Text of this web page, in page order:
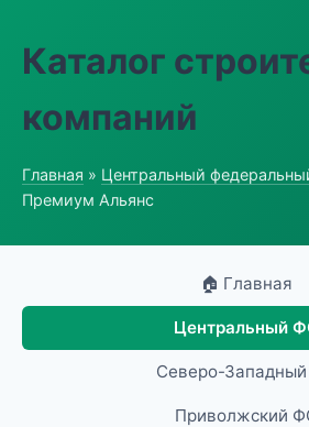
Каталог
компаний
Главная » Центральный
Премиум Альянс
🏠 Главная
Центральный
Северо-
Приволжский